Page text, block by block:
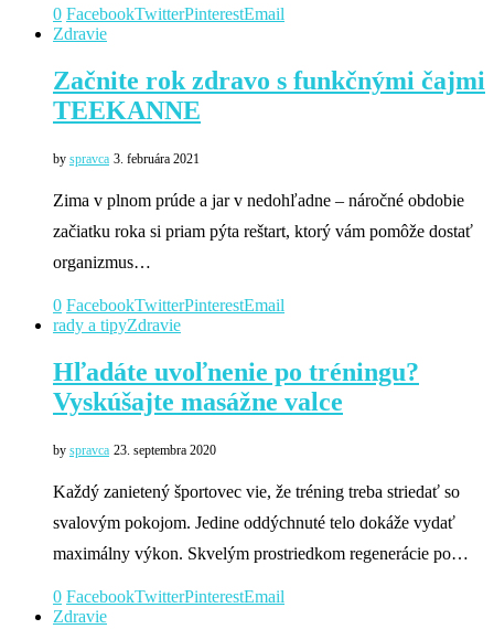
0 FacebookTwitterPinterestEmail
Zdravie
Začnite rok zdravo s funkčnými čajmi
TEEKANNE
by spravca 3. februára 2021
Zima v plnom prúde a jar v nedohľadne – náročné obdobie
začiatku roka si priam pýta reštart, ktorý vám pomôže dostať
organizmus…
0 FacebookTwitterPinterestEmail
rady a tipyZdravie
Hľadáte uvoľnenie po tréningu?
Vyskúšajte masážne valce
by spravca 23. septembra 2020
Každý zanietený športovec vie, že tréning treba striedať so
svalovým pokojom. Jedine oddýchnuté telo dokáže vydať
maximálny výkon. Skvelým prostriedkom regenerácie po…
0 FacebookTwitterPinterestEmail
Zdravie